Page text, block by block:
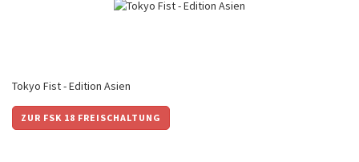
Tokyo Fist - Edition Asien
ZUR FSK 18 FREISCHALTUNG